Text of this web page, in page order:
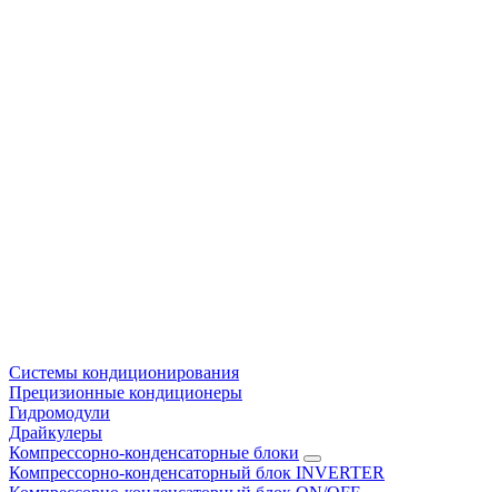
Системы кондиционирования
Прецизионные кондиционеры
Гидромодули
Драйкулеры
Компрессорно-конденсаторные блоки
Компрессорно-конденсаторный блок INVERTER